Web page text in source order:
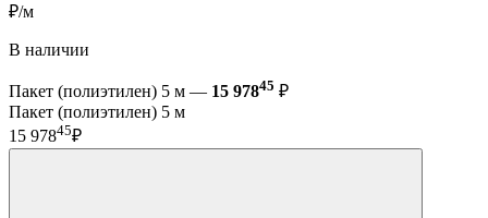
₽/м
В наличии
Пакет (полиэтилен) 5 м — 15 97845 ₽
Пакет (полиэтилен) 5 м
15 97845₽